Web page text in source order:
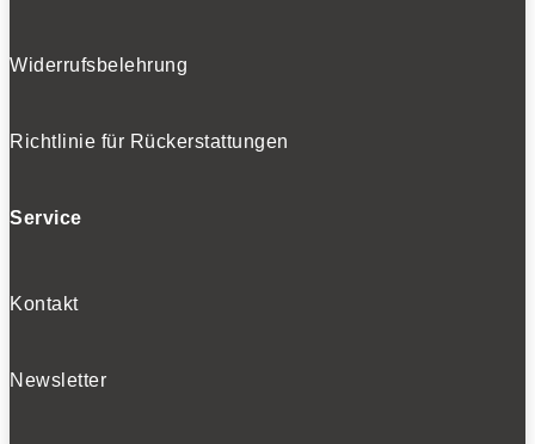
Widerrufsbelehrung
Richtlinie für Rückerstattungen
Service
Kontakt
Newsletter